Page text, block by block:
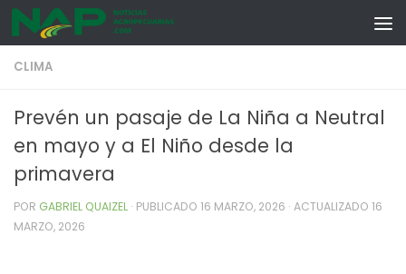
Skip to content
CLIMA
Prevén un pasaje de La Niña a Neutral
en mayo y a El Niño desde la
primavera
POR GABRIEL QUAIZEL · PUBLICADO 16 MARZO, 2026 · ACTUALIZADO 16
MARZO, 2026